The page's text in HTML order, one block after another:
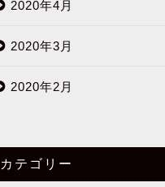
2020年4月
2020年3月
2020年2月
カテゴリー